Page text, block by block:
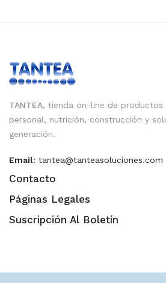
TANTEA, tienda on-line de productos
personal, nutrición, construcción y
generación.
Email: tantea@tanteasoluciones.com
Contacto
Páginas Legales
Suscripción Al Boletín